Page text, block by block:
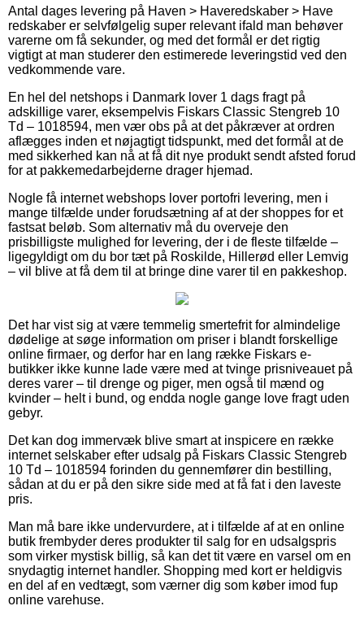
Antal dages levering på Haven > Haveredskaber > Have
redskaber er selvfølgelig super relevant ifald man behøver
varerne om få sekunder, og med det formål er det rigtig
vigtigt at man studerer den estimerede leveringstid ved den
vedkommende vare.
En hel del netshops i Danmark lover 1 dags fragt på
adskillige varer, eksempelvis Fiskars Classic Stengreb 10
Td – 1018594, men vær obs på at det påkræver at ordren
aflægges inden et nøjagtigt tidspunkt, med det formål at de
med sikkerhed kan nå at få dit nye produkt sendt afsted forud
for at pakkemedarbejderne drager hjemad.
Nogle få internet webshops lover portofri levering, men i
mange tilfælde under forudsætning af at der shoppes for et
fastsat beløb. Som alternativ må du overveje den
prisbilligste mulighed for levering, der i de fleste tilfælde –
ligegyldigt om du bor tæt på Roskilde, Hillerød eller Lemvig
– vil blive at få dem til at bringe dine varer til en pakkeshop.
Det har vist sig at være temmelig smertefrit for almindelige
dødelige at søge information om priser i blandt forskellige
online firmaer, og derfor har en lang række Fiskars e-
butikker ikke kunne lade være med at tvinge prisniveauet på
deres varer – til drenge og piger, men også til mænd og
kvinder – helt i bund, og endda nogle gange love fragt uden
gebyr.
Det kan dog immervæk blive smart at inspicere en række
internet selskaber efter udsalg på Fiskars Classic Stengreb
10 Td – 1018594 forinden du gennemfører din bestilling,
sådan at du er på den sikre side med at få fat i den laveste
pris.
Man må bare ikke undervurdere, at i tilfælde af at en online
butik frembyder deres produkter til salg for en udsalgspris
som virker mystisk billig, så kan det tit være en varsel om en
snydagtig internet handler. Shopping med kort er heldigvis
en del af en vedtægt, som værner dig som køber imod fup
online varehuse.